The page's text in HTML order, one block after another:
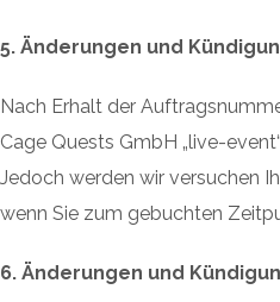
5. Änderungen und
Nach Erhalt der
Cage Quests GmbH „live-
Jedoch werden wir versuchen
wenn Sie zum gebuchten
6. Änderungen und